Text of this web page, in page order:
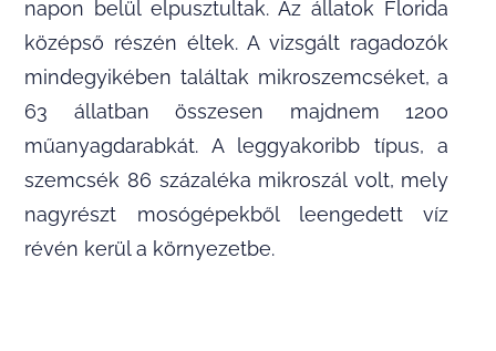
napon belül elpusztultak. Az állatok Florida
középső részén éltek. A vizsgált ragadozók
mindegyikében találtak mikroszemcséket, a
63 állatban összesen majdnem 1200
műanyagdarabkát. A leggyakoribb típus, a
szemcsék 86 százaléka mikroszál volt, mely
nagyrészt mosógépekből leengedett víz
révén kerül a környezetbe.